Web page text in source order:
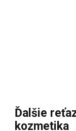
Ďalšie
kozmetika